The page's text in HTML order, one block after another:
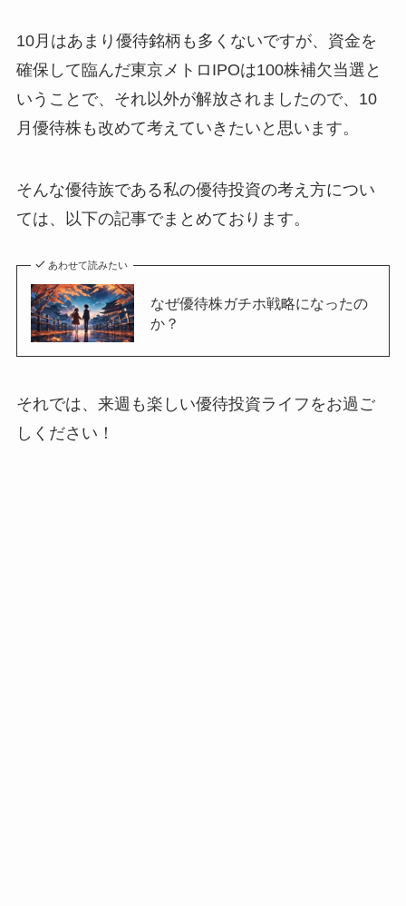
10月はあまり優待銘柄も多くないですが、資金を
確保して臨んだ東京メトロIPOは100株補欠当選と
いうことで、それ以外が解放されましたので、10
月優待株も改めて考えていきたいと思います。
そんな優待族である私の優待投資の考え方につい
ては、以下の記事でまとめております。
あわせて読みたい
なぜ優待株ガチホ戦略になったの
か？
それでは、来週も楽しい優待投資ライフをお過ご
しください！